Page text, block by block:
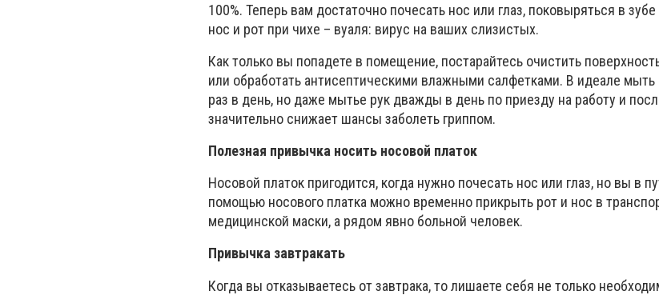
100%. Теперь вам достаточно почесать нос или глаз, поковыряться в
нос и рот при чихе – вуаля: вирус на ваших слизистых.
Как только вы попадете в помещение, постарайтесь очистить
или обработать антисептическими влажными салфетками. В идеале мыть
раз в день, но даже мытье рук дважды в день по приезду на работу и
значительно снижает шансы заболеть гриппом.
Полезная привычка носить носовой платок
Носовой платок пригодится, когда нужно почесать нос или глаз, но вы в
помощью носового платка можно временно прикрыть рот и нос в
медицинской маски, а рядом явно больной человек.
Привычка завтракать
Когда вы отказываетесь от завтрака, то лишаете себя не только